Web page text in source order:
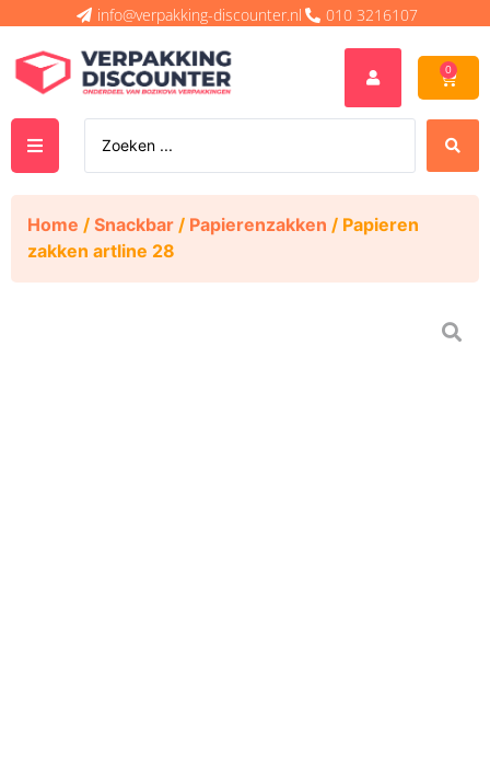
info@verpakking-discounter.nl 010 3216107
0
Home / Snackbar / Papierenzakken / Papieren
zakken artline 28